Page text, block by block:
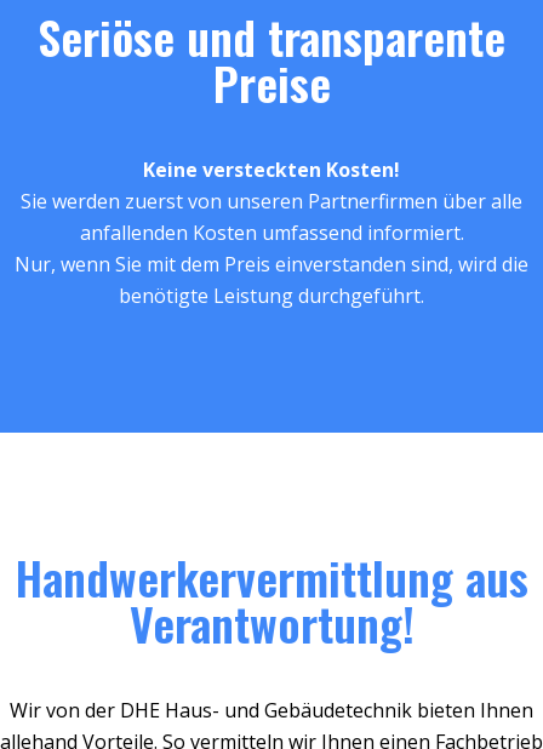
Seriöse und transparente
Preise
Keine versteckten Kosten!
Sie werden zuerst von unseren Partnerfirmen über alle
anfallenden Kosten umfassend informiert.
Nur, wenn Sie mit dem Preis einverstanden sind, wird die
benötigte Leistung durchgeführt.
Handwerkervermittlung aus
Verantwortung!
Wir von der DHE Haus- und Gebäudetechnik bieten Ihnen
allehand Vorteile. So vermitteln wir Ihnen einen Fachbetrieb